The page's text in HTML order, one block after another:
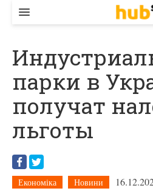
ЕКОНОМІКА
БІЗНЕС
СТАРТЕР
КОНТАКТИ
парки в
получат
льготы
Економіка Новини